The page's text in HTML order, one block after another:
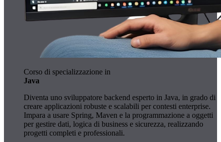
Corso di specializzazione in
Java
Diventa uno sviluppatore backend esperto in Java, in grado di
creare applicazioni robuste e scalabili per contesti enterprise.
Impara a usare Spring, Maven e la programmazione a oggetti
per gestire dati, logica di business e sicurezza, realizzando
progetti completi e professionali.